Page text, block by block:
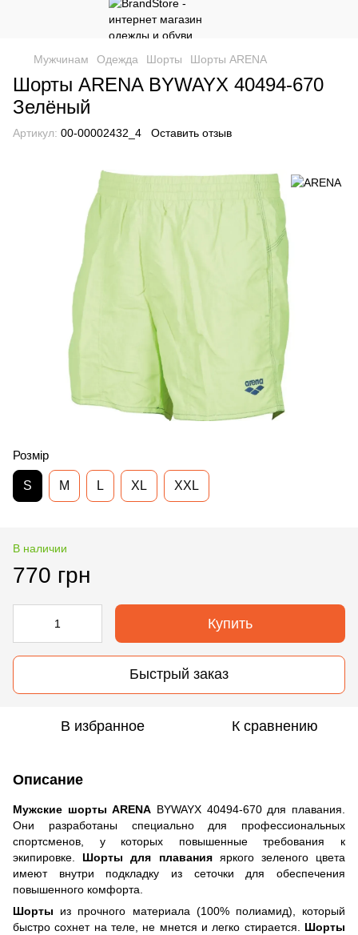
Мужчинам Одежда Шорты Шорты ARENA
Шорты ARENA BYWAYX 40494-670
Зелёный
Артикул: 00-00002432_4 Оставить отзыв
Розмір
S M L XL XXL
В наличии
770 грн
Купить
Быстрый заказ
В избранное К сравнению
Описание
Мужские шорты ARENA BYWAYX 40494-670 для плавания.
Они разработаны специально для профессиональных
спортсменов, у которых повышенные требования к
экипировке. Шорты для плаванияяркого зеленого цвета
имеют внутри подкладку из сеточки для обеспечения
повышенного комфорта.
Шорты из прочного материала (100% полиамид), который
быстро сохнет на теле, не мнется и легко стирается. Шорты